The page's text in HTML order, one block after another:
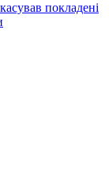
покладені